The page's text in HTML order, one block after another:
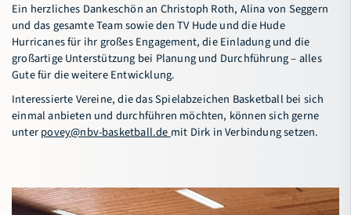
Ein herzliches Dankeschön an Christoph Roth, Alina von Seggern
und das gesamte Team sowie den TV Hude und die Hude
Hurricanes für ihr großes Engagement, die Einladung und die
großartige Unterstützung bei Planung und Durchführung – alles
Gute für die weitere Entwicklung.
Interessierte Vereine, die das Spielabzeichen Basketball bei sich
einmal anbieten und durchführen möchten, können sich gerne
unterpovey@nbv-basketball.de mit Dirk in Verbindung setzen.